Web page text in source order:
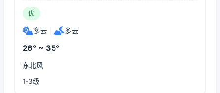
优
多云 多云
26° ~ 35°
东北风
1-3级